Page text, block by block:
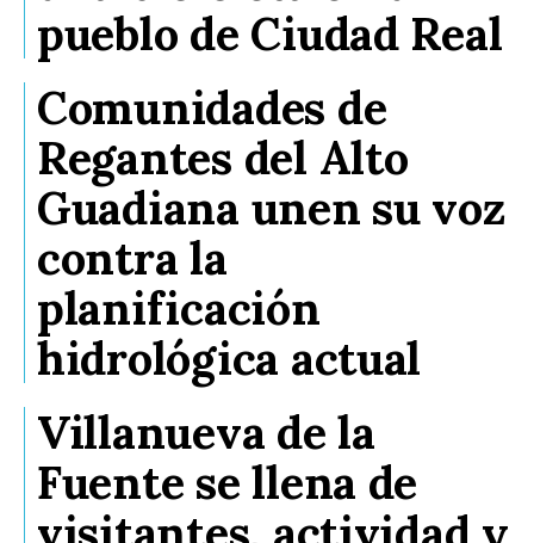
pueblo de Ciudad Real
Comunidades de
Regantes del Alto
Guadiana unen su voz
contra la
planificación
hidrológica actual
Villanueva de la
Fuente se llena de